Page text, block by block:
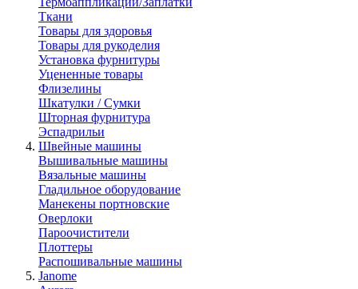
Ткани
Товары для здоровья
Товары для рукоделия
Установка фурнитуры
Уцененные товары
Флизелины
Шкатулки / Сумки
Шторная фурнитура
Эспадрильи
Швейные машины
Вышивальные машины
Вязальные машины
Гладильное оборудование
Манекены портновские
Оверлоки
Пароочистители
Плоттеры
Распошивальные машины
Janome